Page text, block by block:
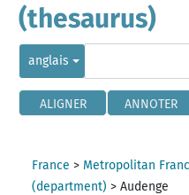
(thesaurus)
anglais
ALIGNER ANNOTER
France > Metropolitan
(department) >Audenge